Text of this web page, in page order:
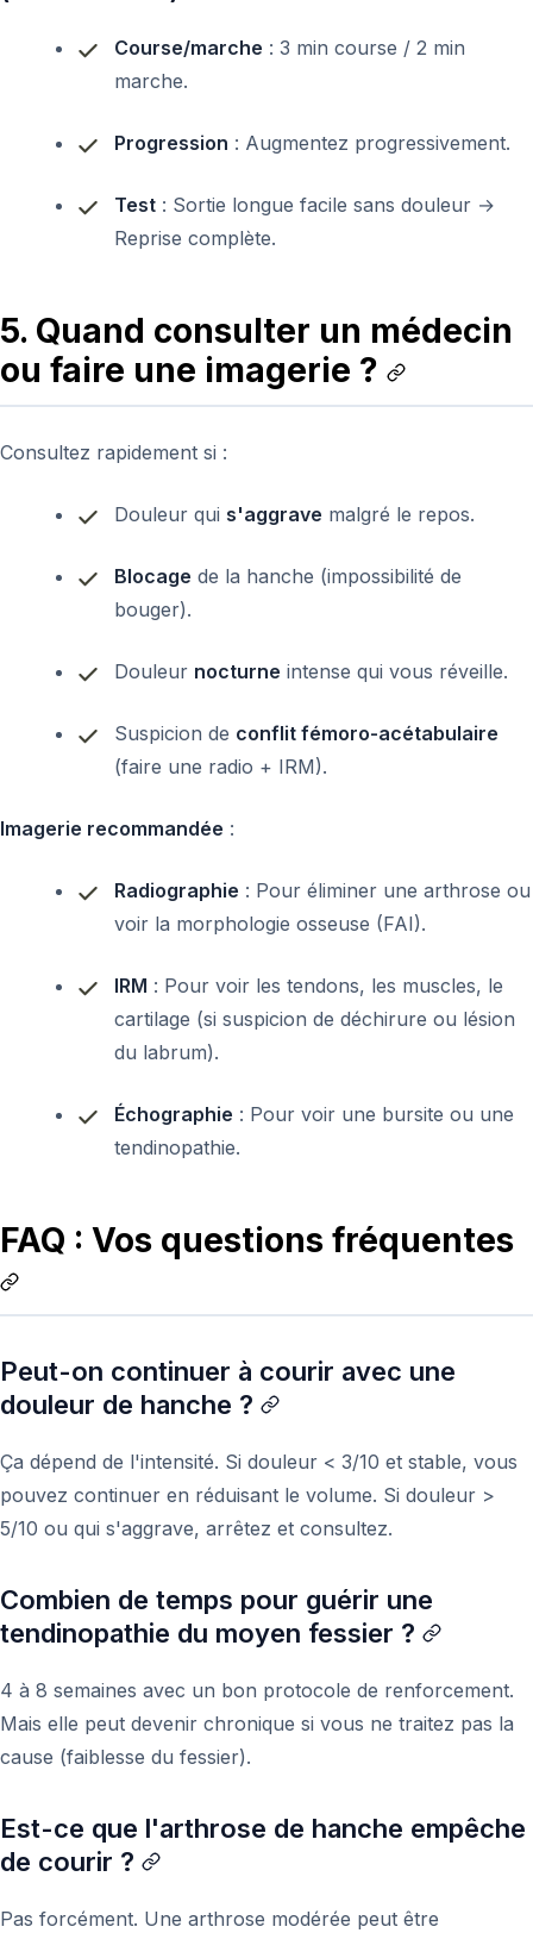
Course/marche : 3 min course / 2 min
marche.
Progression : Augmentez progressivement.
Test : Sortie longue facile sans douleur →
Reprise complète.
5. Quand consulter un médecin
ou faire une imagerie ?
Consultez rapidement si :
Douleur qui s'aggrave malgré le repos.
Blocage de la hanche (impossibilité de
bouger).
Douleur nocturne intense qui vous réveille.
Suspicion de conflit fémoro-acétabulaire
(faire une radio + IRM).
Imagerie recommandée :
Radiographie : Pour éliminer une arthrose ou
voir la morphologie osseuse (FAI).
IRM : Pour voir les tendons, les muscles, le
cartilage (si suspicion de déchirure ou lésion
du labrum).
Échographie : Pour voir une bursite ou une
tendinopathie.
FAQ : Vos questions fréquentes
Peut-on continuer à courir avec une
douleur de hanche ?
Ça dépend de l'intensité. Si douleur < 3/10 et stable, vous
pouvez continuer en réduisant le volume. Si douleur >
5/10 ou qui s'aggrave, arrêtez et consultez.
Combien de temps pour guérir une
tendinopathie du moyen fessier ?
4 à 8 semaines avec un bon protocole de renforcement.
Mais elle peut devenir chronique si vous ne traitez pas la
cause (faiblesse du fessier).
Est-ce que l'arthrose de hanche empêche
de courir ?
Pas forcément. Une arthrose modérée peut être